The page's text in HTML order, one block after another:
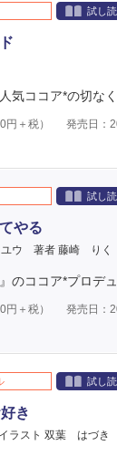
試し
気ココア*の切な
円＋税） 発売日：
試し
やる
ウ 著者 藤崎 りく
のココア*プロデ
円＋税） 発売日：
試し
き
イラスト 双葉 はづき